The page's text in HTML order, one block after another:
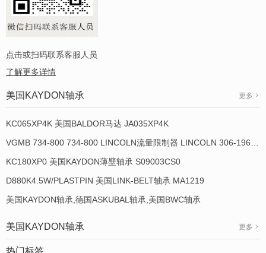
点击或扫码联系客服人员
了解更多详情
美国KAYDON轴承 更多
KC065XP4K 美国BALDOR马达 JA035XP4K
KC180XP0 美国KAYDON薄壁轴承 S09003CS0
D880K4.5W/PLASTPIN 美国LINK-BELT轴承 MA1219
美国KAYDON轴承,德国ASKUBAL轴承,美国BWC轴承
美国KAYDON轴承 更多
热门标签